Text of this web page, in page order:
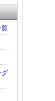
グ